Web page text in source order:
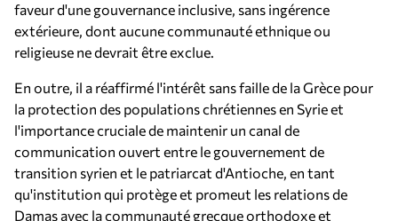
faveur d'une gouvernance inclusive, sans ingérence
extérieure, dont aucune communauté ethnique ou
religieuse ne devrait être exclue.
En outre, il a réaffirmé l'intérêt sans faille de la Grèce pour
la protection des populations chrétiennes en Syrie et
l'importance cruciale de maintenir un canal de
communication ouvert entre le gouvernement de
transition syrien et le patriarcat d'Antioche, en tant
qu'institution qui protège et promeut les relations de
Damas avec la communauté grecque orthodoxe et